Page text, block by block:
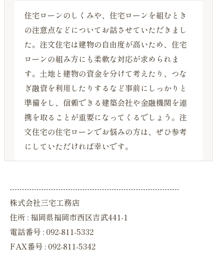
住宅ローンのしくみや、住宅ローンを組むとき
の注意点などについてお話させていただきまし
た。注文住宅は建物の自由度が高いため、住宅
ローンの組み方にも柔軟な対応が求められま
す。土地と建物の資金を分けて考えたり、つな
ぎ融資を利用したりするなど事前にしっかりと
準備をし、信頼できる建築会社や金融機関を連
携を取ることが重要になってくるでしょう。注
文住宅の住宅ローンでお悩みの方は、ぜひ参考
にしていただければ幸いです。
----------------------------------------------------------------------
株式会社三宅工務店
住所 : 福岡県福岡市西区吉武441-1
電話番号 : 092-811-5332
FAX番号 : 092-811-5342